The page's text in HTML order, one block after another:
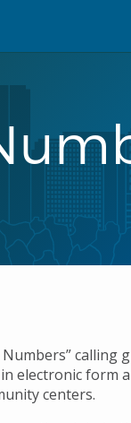
Numbers”
electronic form
centers.